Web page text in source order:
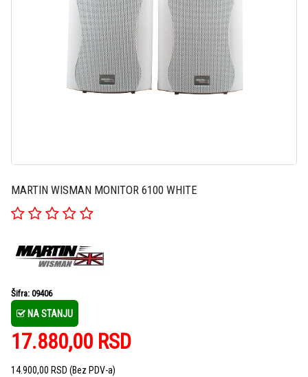
MARTIN WISMAN MONITOR 6100 WHITE
Šifra: 09406
NA STANJU
17.880,00 RSD
14.900,00 RSD (Bez PDV-a)